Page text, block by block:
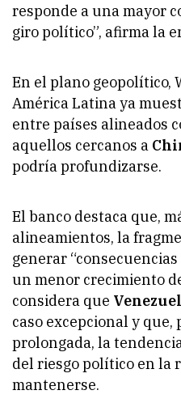
responde a una mayor
giro político”, afirma la
En el plano geopolítico,
América Latina ya
entre países alineados
aquellos cercanos a
podría profundizarse.
El banco destaca que,
alineamientos, la
generar
un menor crecimiento
considera que
caso excepcional y
prolongada, la
del riesgo político en la
mantenerse.